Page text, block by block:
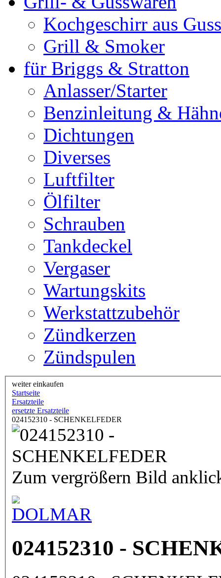
Kochgeschirr aus
Grill & Smoker
für Briggs & Stratton
Anlasser/Starter
Benzinleitung &
Dichtungen
Diverses
Luftfilter
Ölfilter
Schrauben
Tankdeckel
Vergaser
Wartungskits
Werkstattzubehör
Zündkerzen
Zündspulen
weiter einkaufen
Startseite
Ersatzteile
ersetzte Ersatzteile
024152310 - SCHENKELFEDER
Zum vergrößern Bild
024152310 -